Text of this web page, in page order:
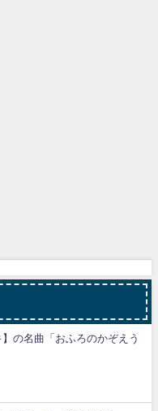
】の名曲「おふろのかぞえう